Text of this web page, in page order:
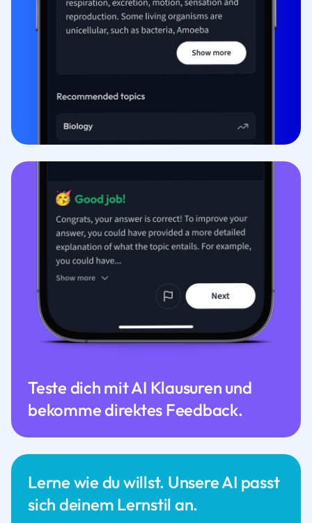
Lerne wie du willst. Unsere AI passt
sich deinem Lernstil an.
Teste dich mit AI Klausuren und
bekomme direktes Feedback.